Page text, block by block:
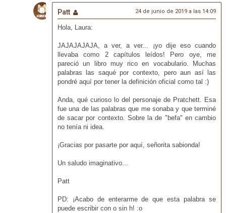
Patt 24 de junio de 2019 a las 14:09
Hola, Laura:
JAJAJAJAJA, a ver, a ver... ¡yo dije eso cuando
llevaba como 2 capítulos leídos! Pero oye, me
pareció un libro muy rico en vocabulario. Muchas
palabras las saqué por contexto, pero aun así las
pondré aquí por tener la definición oficial como tal :)
Anda, qué curioso lo del personaje de Pratchett. Esa
fue una de las palabras que me sonaba y que terminé
de sacar por contexto. Sobre la de "befa" en cambio
no tenía ni idea.
¡Gracias por pasarte por aquí, señorita sabionda!
Un saludo imaginativo...
Patt
PD: ¡Acabo de enterarme de que esta palabra se
puede escribir con o sin h! :o